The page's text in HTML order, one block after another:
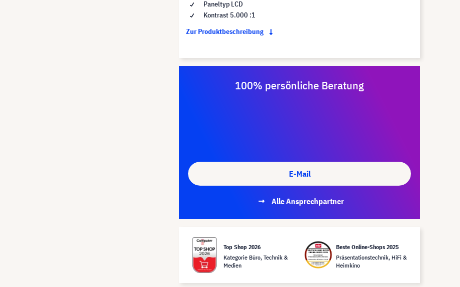
Paneltyp LCD
Kontrast 5.000 :1
Zur Produktbeschreibung
100% persönliche Beratung
E-Mail
Alle Ansprechpartner
Top Shop 2026
Kategorie Büro, Technik &
Medien
Beste Online-Shops 2025
Präsentationstechnik, HiFi &
Heimkino